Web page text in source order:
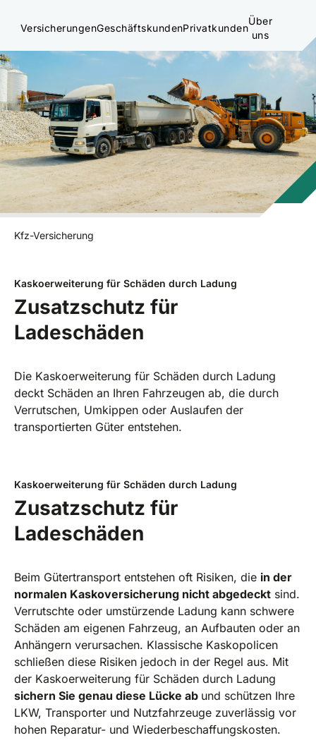
VersicherungenGeschäftskundenPrivatkunden
Über
uns
Kfz-Versicherung
Kaskoerweiterung für Schäden durch Ladung
Zusatzschutz für
Ladeschäden
Die Kaskoerweiterung für Schäden durch Ladung
deckt Schäden an Ihren Fahrzeugen ab, die durch
Verrutschen, Umkippen oder Auslaufen der
transportierten Güter entstehen.
Kaskoerweiterung für Schäden durch Ladung
Zusatzschutz für
Ladeschäden
Beim Gütertransport entstehen oft Risiken, die in der
normalen Kaskoversicherung nicht abgedeckt sind.
Verrutschte oder umstürzende Ladung kann schwere
Schäden am eigenen Fahrzeug, an Aufbauten oder an
Anhängern verursachen. Klassische Kaskopolicen
schließen diese Risiken jedoch in der Regel aus. Mit
der Kaskoerweiterung für Schäden durch Ladung
sichern Sie genau diese Lücke ab und schützen Ihre
LKW, Transporter und Nutzfahrzeuge zuverlässig vor
hohen Reparatur- und Wiederbeschaffungskosten.